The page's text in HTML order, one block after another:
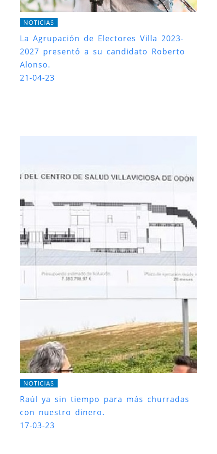
NOTICIAS
La Agrupación de Electores Villa 2023-
2027 presentó a su candidato Roberto
Alonso.
21-04-23
NOTICIAS
Raúl ya sin tiempo para más churradas
con nuestro dinero.
17-03-23